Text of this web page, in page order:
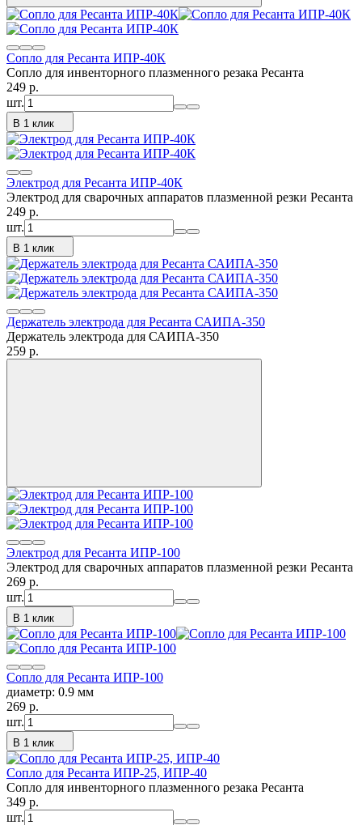
Сопло для Ресанта ИПР-40К
Сопло для инвенторного плазменного резака Ресанта
249 p.
шт.
В 1 клик
Электрод для Ресанта ИПР-40К
Электрод для сварочных аппаратов плазменной резки Ресанта
249 p.
шт.
В 1 клик
Держатель электрода для Ресанта САИПА-350
Держатель электрода для САИПА-350
259 p.
Электрод для Ресанта ИПР-100
Электрод для сварочных аппаратов плазменной резки Ресанта
269 p.
шт.
В 1 клик
Сопло для Ресанта ИПР-100
диаметр: 0.9 мм
269 p.
шт.
В 1 клик
Сопло для Ресанта ИПР-25, ИПР-40
Сопло для инвенторного плазменного резака Ресанта
349 p.
шт.